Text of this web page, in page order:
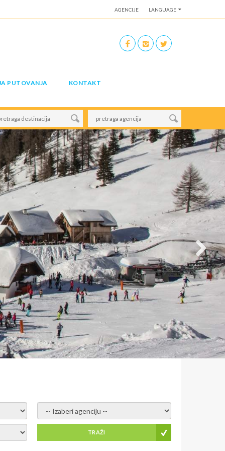
AGENCIJE LANGUAGE
PUTOVANJA KONTAKT
- izaberi agenciju -
TRAŽI